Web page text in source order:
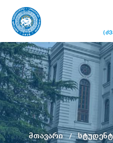
მთავარი